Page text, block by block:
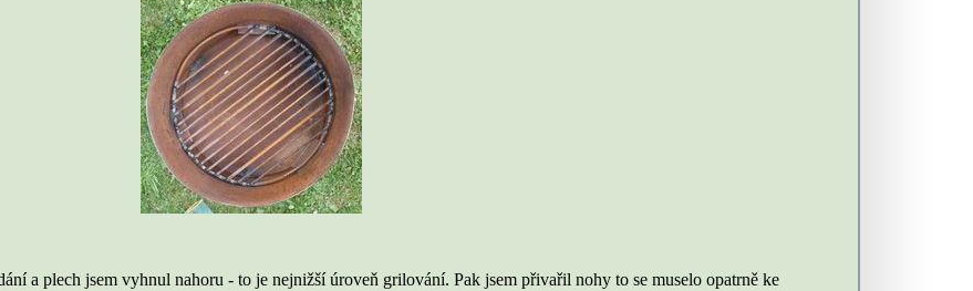
a plech jsem vyhnul nahoru - to je nejnižší úroveň grilování. Pak jsem přivařil nohy to se muselo opatrně ke